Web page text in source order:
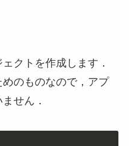
クトを作成します．
のものなので，アプ
せん．